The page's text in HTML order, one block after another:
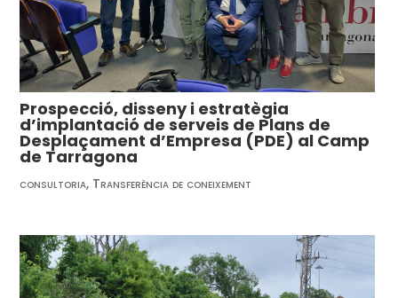
Prospecció, disseny i estratègia
d’implantació de serveis de Plans de
Desplaçament d’Empresa (PDE) al Camp
de Tarragona
consultoria, Transferència de coneixement